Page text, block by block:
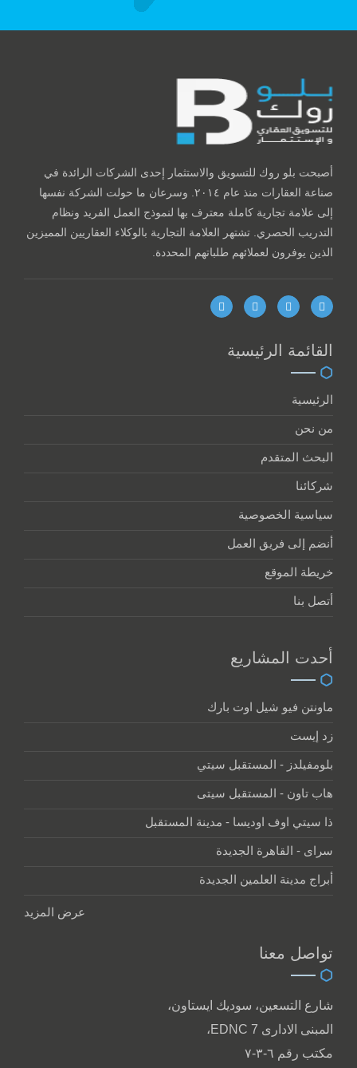
أصبحت بلو روك للتسويق والاستثمار إحدى الشركات الرائدة في
صناعة العقارات منذ عام ٢٠١٤. وسرعان ما حولت الشركة نفسها
إلى علامة تجارية كاملة معترف بها لنموذج العمل الفريد ونظام
التدريب الحصري. تشتهر العلامة التجارية بالوكلاء العقاريين المميزين
الذين يوفرون لعملائهم طلباتهم المحددة.
القائمة الرئيسية
الرئيسية
من نحن
البحث المتقدم
شركائنا
سياسية الخصوصية
أنضم إلى فريق العمل
خريطة الموقع
أتصل بنا
أحدت المشاريع
ماونتن فيو شيل اوت بارك
زد إيست
بلومفيلدز - المستقبل سيتي
هاب تاون - المستقبل سيتى
ذا سيتي اوف اوديسا - مدينة المستقبل
سراى - القاهرة الجديدة
أبراج مدينة العلمين الجديدة
عرض المزيد
تواصل معنا
شارع التسعين، سوديك ايستاون،
المبنى الادارى EDNC 7،
مكتب رقم ٦-٣-٧